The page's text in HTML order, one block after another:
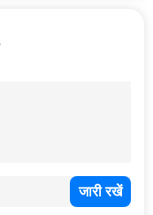
PCSC आज्ञाकारी आरएफआईडी कार्ड रीडर, सरकार के लिए स्मार्ट कार्ड पाठक डीसी 5V
बैंक usb 2.0 आरएफआईडी कार्ड रीडर, CCID ड्राइवर के साथ एकीकृत कार्ड रीडर